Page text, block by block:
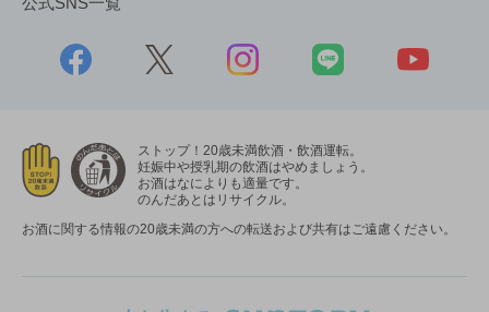
ストップ！20歳未満飲酒・飲酒運転。
妊娠中や授乳期の飲酒はやめましょう。
お酒はなによりも適量です。
のんだあとはリサイクル。
お酒に関する情報の20歳未満の方への転送および共有はご遠慮ください。